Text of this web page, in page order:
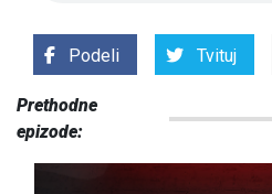
Podeli Tvituj
Prethodne
epizode: